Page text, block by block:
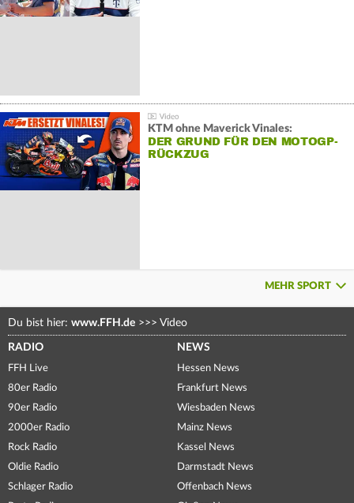
KTM ohne Maverick Vinales:
DER GRUND FÜR DEN MOTOGP-
RÜCKZUG
MEHR SPORT
Du bist hier: www.FFH.de >>> Video
RADIO
FFH Live
80er Radio
90er Radio
2000er Radio
Rock Radio
Oldie Radio
Schlager Radio
NEWS
Hessen News
Frankfurt News
Wiesbaden News
Mainz News
Kassel News
Darmstadt News
Offenbach News